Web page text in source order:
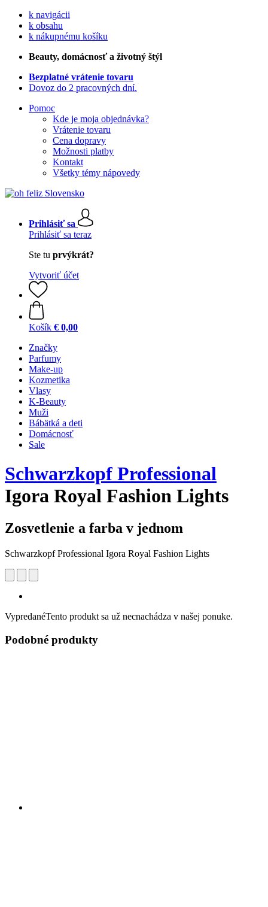
k navigácii
k obsahu
k nákupnému košíku
Beauty, domácnosť a životný štýl
Bezplatné vrátenie tovaru
Dovoz do 2 pracovných dní.
Pomoc
Kde je moja objednávka?
Vrátenie tovaru
Cena dopravy
Možnosti platby
Kontakt
Všetky témy nápovedy
Prihlásiť sa
Prihlásiť sa teraz
Ste tu prvýkrát?
Vytvoriť účet
Košík € 0,00
Značky
Parfumy
Make-up
Kozmetika
Vlasy
K-Beauty
Muži
Bábätká a deti
Domácnosť
Sale
Schwarzkopf Professional
Igora Royal Fashion Lights
Zosvetlenie a farba v jednom
Schwarzkopf Professional Igora Royal Fashion Lights
VypredanéTento produkt sa už necnachádza v našej ponuke.
Podobné produkty